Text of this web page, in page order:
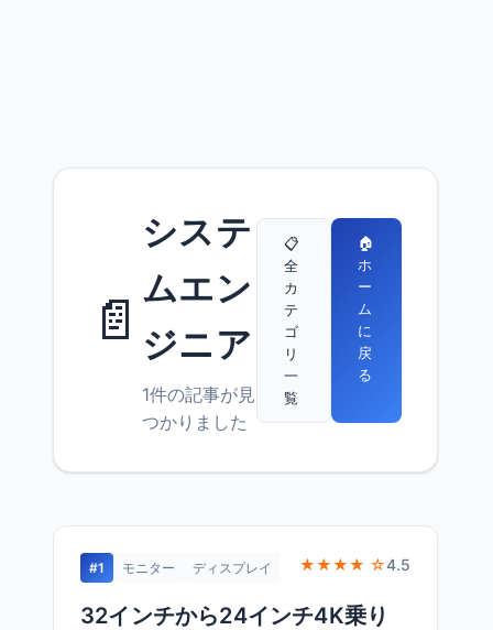
📄
システ
ムエン
ジニア
1件の記事が見
つかりました
📋
全
カ
テ
ゴ
リ
一
覧
🏠
ホ
ー
ム
に
戻
る
#1 モニター ディスプレイ ★★★★ ☆4.5
32インチから24インチ4K乗り